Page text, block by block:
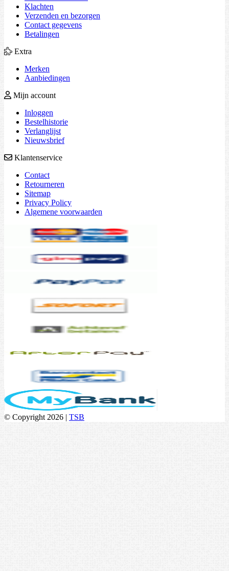
Klachten
Verzenden en bezorgen
Contact gegevens
Betalingen
Extra
Merken
Aanbiedingen
Mijn account
Inloggen
Bestelhistorie
Verlanglijst
Nieuwsbrief
Klantenservice
Contact
Retourneren
Sitemap
Privacy Policy
Algemene voorwaarden
© Copyright 2026 | TSB